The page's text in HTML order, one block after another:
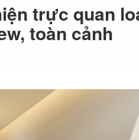
trực quan
toàn cảnh